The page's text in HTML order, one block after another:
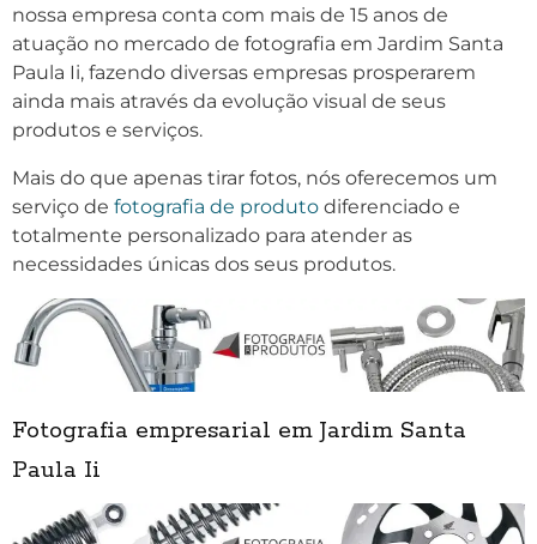
nossa empresa conta com mais de 15 anos de
atuação no mercado de fotografia em Jardim Santa
Paula Ii, fazendo diversas empresas prosperarem
ainda mais através da evolução visual de seus
produtos e serviços.
Mais do que apenas tirar fotos, nós oferecemos um
serviço de fotografia de produto diferenciado e
totalmente personalizado para atender as
necessidades únicas dos seus produtos.
Fotografia empresarial em Jardim Santa
Paula Ii